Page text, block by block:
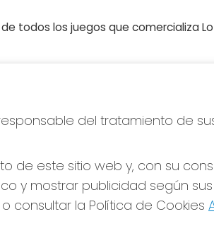
todos los juegos que comercializa
CONTACTO
660452468
C/PRECIADOS, 7
del tratamiento de
de este sitio web y, con su
y mostrar publicidad según
consultar la Política de Cookies